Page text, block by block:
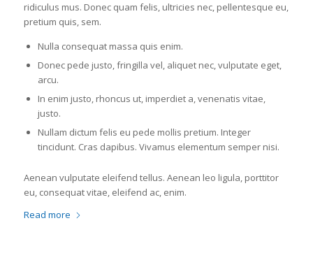
ridiculus mus. Donec quam felis, ultricies nec, pellentesque eu,
pretium quis, sem.
Nulla consequat massa quis enim.
Donec pede justo, fringilla vel, aliquet nec, vulputate eget,
arcu.
In enim justo, rhoncus ut, imperdiet a, venenatis vitae,
justo.
Nullam dictum felis eu pede mollis pretium. Integer
tincidunt. Cras dapibus. Vivamus elementum semper nisi.
Aenean vulputate eleifend tellus. Aenean leo ligula, porttitor
eu, consequat vitae, eleifend ac, enim.
Read more